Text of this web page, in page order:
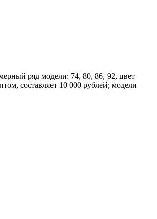
ряд модели: 74, 80, 86, 92, цвет
составляет 10 000 рублей; модели